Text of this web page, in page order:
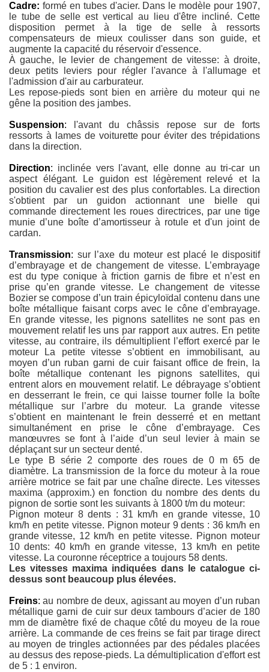
Cadre: formé en tubes d'acier. Dans le modèle pour 1907,
le tube de selle est vertical au lieu d'être incliné. Cette
disposition permet à la tige de selle à ressorts
compensateurs de mieux coulisser dans son guide, et
augmente la capacité du réservoir d'essence.
À gauche, le levier de changement de vitesse: à droite,
deux petits leviers pour régler l'avance à l'allumage et
l'admission d'air au carburateur.
Les repose-pieds sont bien en arrière du moteur qui ne
gêne la position des jambes.
Suspension: l'avant du châssis repose sur de forts
ressorts à lames de voiturette pour éviter des trépidations
dans la direction.
Direction: inclinée vers l'avant, elle donne au tri-car un
aspect élégant. Le guidon est légèrement relevé et la
position du cavalier est des plus confortables. La direction
s'obtient par un guidon actionnant une bielle qui
commande directement les roues directrices, par une tige
munie d’une boîte d’amortisseur à rotule et d'un joint de
cardan.
Transmission: sur l’axe du moteur est placé le dispositif
d’embrayage et de changement de vitesse. L’embrayage
est du type conique à friction garnis de fibre et n’est en
prise qu’en grande vitesse. Le changement de vitesse
Bozier se compose d’un train épicyloïdal contenu dans une
boîte métallique faisant corps avec le cône d’embrayage.
En grande vitesse, les pignons satellites ne sont pas en
mouvement relatif les uns par rapport aux autres. En petite
vitesse, au contraire, ils démultiplient l’effort exercé par le
moteur La petite vitesse s’obtient en immobilisant, au
moyen d’un ruban garni de cuir faisant office de frein, la
boîte métallique contenant les pignons satellites, qui
entrent alors en mouvement relatif. Le débrayage s’obtient
en desserrant le frein, ce qui laisse tourner folle la boîte
métallique sur l’arbre du moteur. La grande vitesse
s’obtient en maintenant le frein desserré et en mettant
simultanément en prise le cône d’embrayage. Ces
manœuvres se font à l’aide d’un seul levier à main se
déplaçant sur un secteur denté.
Le type B série 2 comporte des roues de 0 m 65 de
diamètre. La transmission de la force du moteur à la roue
arrière motrice se fait par une chaîne directe. Les vitesses
maxima (approxim.) en fonction du nombre des dents du
pignon de sortie sont les suivants à 1800 t/m du moteur:
Pignon moteur 8 dents : 31 km/h en grande vitesse, 10
km/h en petite vitesse. Pignon moteur 9 dents : 36 km/h en
grande vitesse, 12 km/h en petite vitesse. Pignon moteur
10 dents: 40 km/h en grande vitesse, 13 km/h en petite
vitesse. La couronne réceptrice a toujours 58 dents.
Les vitesses maxima indiquées dans le catalogue ci-
dessus sont beaucoup plus élevées.
Freins: au nombre de deux, agissant au moyen d’un ruban
métallique garni de cuir sur deux tambours d’acier de 180
mm de diamètre fixé de chaque côté du moyeu de la roue
arrière. La commande de ces freins se fait par tirage direct
au moyen de tringles actionnées par des pédales placées
au dessus des repose-pieds. La démultiplication d'effort est
de 5 : 1 environ.